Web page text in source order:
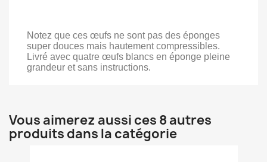
Notez que ces œufs ne sont pas des éponges
super douces mais hautement compressibles.
Livré avec quatre œufs blancs en éponge pleine
grandeur et sans instructions.
Vous aimerez aussi ces 8 autres
produits dans la catégorie